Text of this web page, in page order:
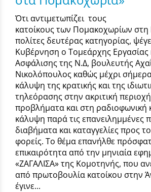
Ότι αντιμετωπίζει τους
κατοίκους των Πομακοχωρίων
πολίτες δευτέρας κατηγορίας,
Κυβέρνηση ο Τομεάρχης Εργασίας
Ασφάλισης της Ν.Δ, βουλευτής
Νικολόπουλος καθώς μέχρι
κάλυψη της κρατικής και της
τηλεόρασης στην ακριτική
προβλήματα και στη ραδιοφωνική
κάλυψη παρά τις επανειλημμένες
διαβήματα και καταγγελίες προς
φορείς. Το θέμα επανήλθε
επικαιρότητα από την μηνιαία
«ΖΑΓΑΛΙΣΑ» της Κομοτηνής, που
από πρωτοβουλία κατοίκου στην
έγινε...